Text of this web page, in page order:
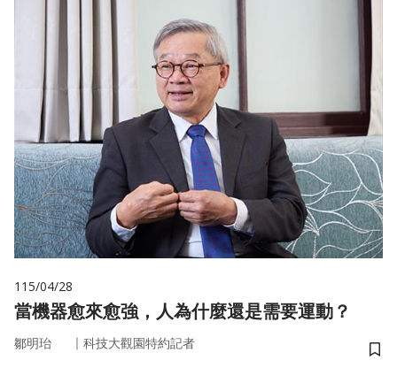
115/04/28
當機器愈來愈強，人為什麼還是需要運動？
鄒明珆 ｜ 科技大觀園特約記者
儲